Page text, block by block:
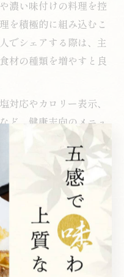
濃い味付けの料理を控
を積極的に組み込むこ
でシェアする際は、主
材の種類を増やすと良
対応やカロリー表示、
ど、健康志向のメニュ
に合った和食選びを心
が可能です。
やさしさ
ナーを楽しむことで、
養バランスの良い食事
や丁寧な調理法が、身
るのが和食の魅力で